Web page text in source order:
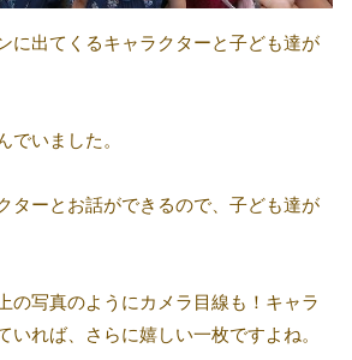
に出てくるキャラクターと子ども達が
でいました。
ターとお話ができるので、子ども達が
の写真のようにカメラ目線も！キャラ
いれば、さらに嬉しい一枚ですよね。